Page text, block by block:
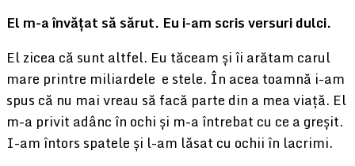
El m-a învățat să sărut. Eu i-am scris versuri dulci.
El zicea că sunt altfel. Eu tăceam și îi arătam carul
mare printre miliardele e stele. În acea toamnă i-am
spus că nu mai vreau să facă parte din a mea viață. El
m-a privit adânc în ochi și m-a întrebat cu ce a greșit.
I-am întors spatele și l-am lăsat cu ochii în lacrimi.